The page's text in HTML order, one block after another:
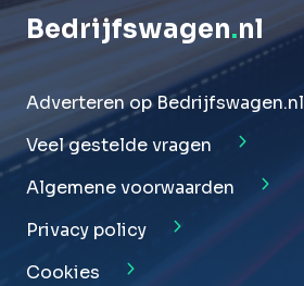
Bedrijfswagen.nl
Adverteren op Bedrijfswagen.nl
Veel gestelde vragen
Algemene voorwaarden
Privacy policy
Cookies